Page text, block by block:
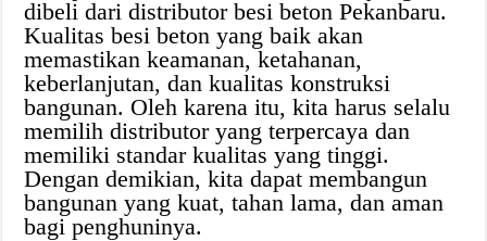
dibeli dari distributor besi beton Pekanbaru.
Kualitas besi beton yang baik akan
memastikan keamanan, ketahanan,
keberlanjutan, dan kualitas konstruksi
bangunan. Oleh karena itu, kita harus selalu
memilih distributor yang terpercaya dan
memiliki standar kualitas yang tinggi.
Dengan demikian, kita dapat membangun
bangunan yang kuat, tahan lama, dan aman
bagi penghuninya.